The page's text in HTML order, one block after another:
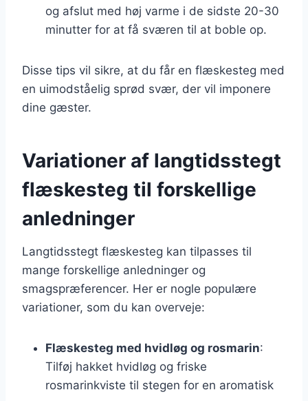
og afslut med høj varme i de sidste 20-30
minutter for at få sværen til at boble op.
Disse tips vil sikre, at du får en flæskesteg med
en uimodståelig sprød svær, der vil imponere
dine gæster.
Variationer af langtidsstegt
flæskesteg til forskellige
anledninger
Langtidsstegt flæskesteg kan tilpasses til
mange forskellige anledninger og
smagspræferencer. Her er nogle populære
variationer, som du kan overveje:
Flæskesteg med hvidløg og rosmarin:
Tilføj hakket hvidløg og friske
rosmarinkviste til stegen for en aromatisk